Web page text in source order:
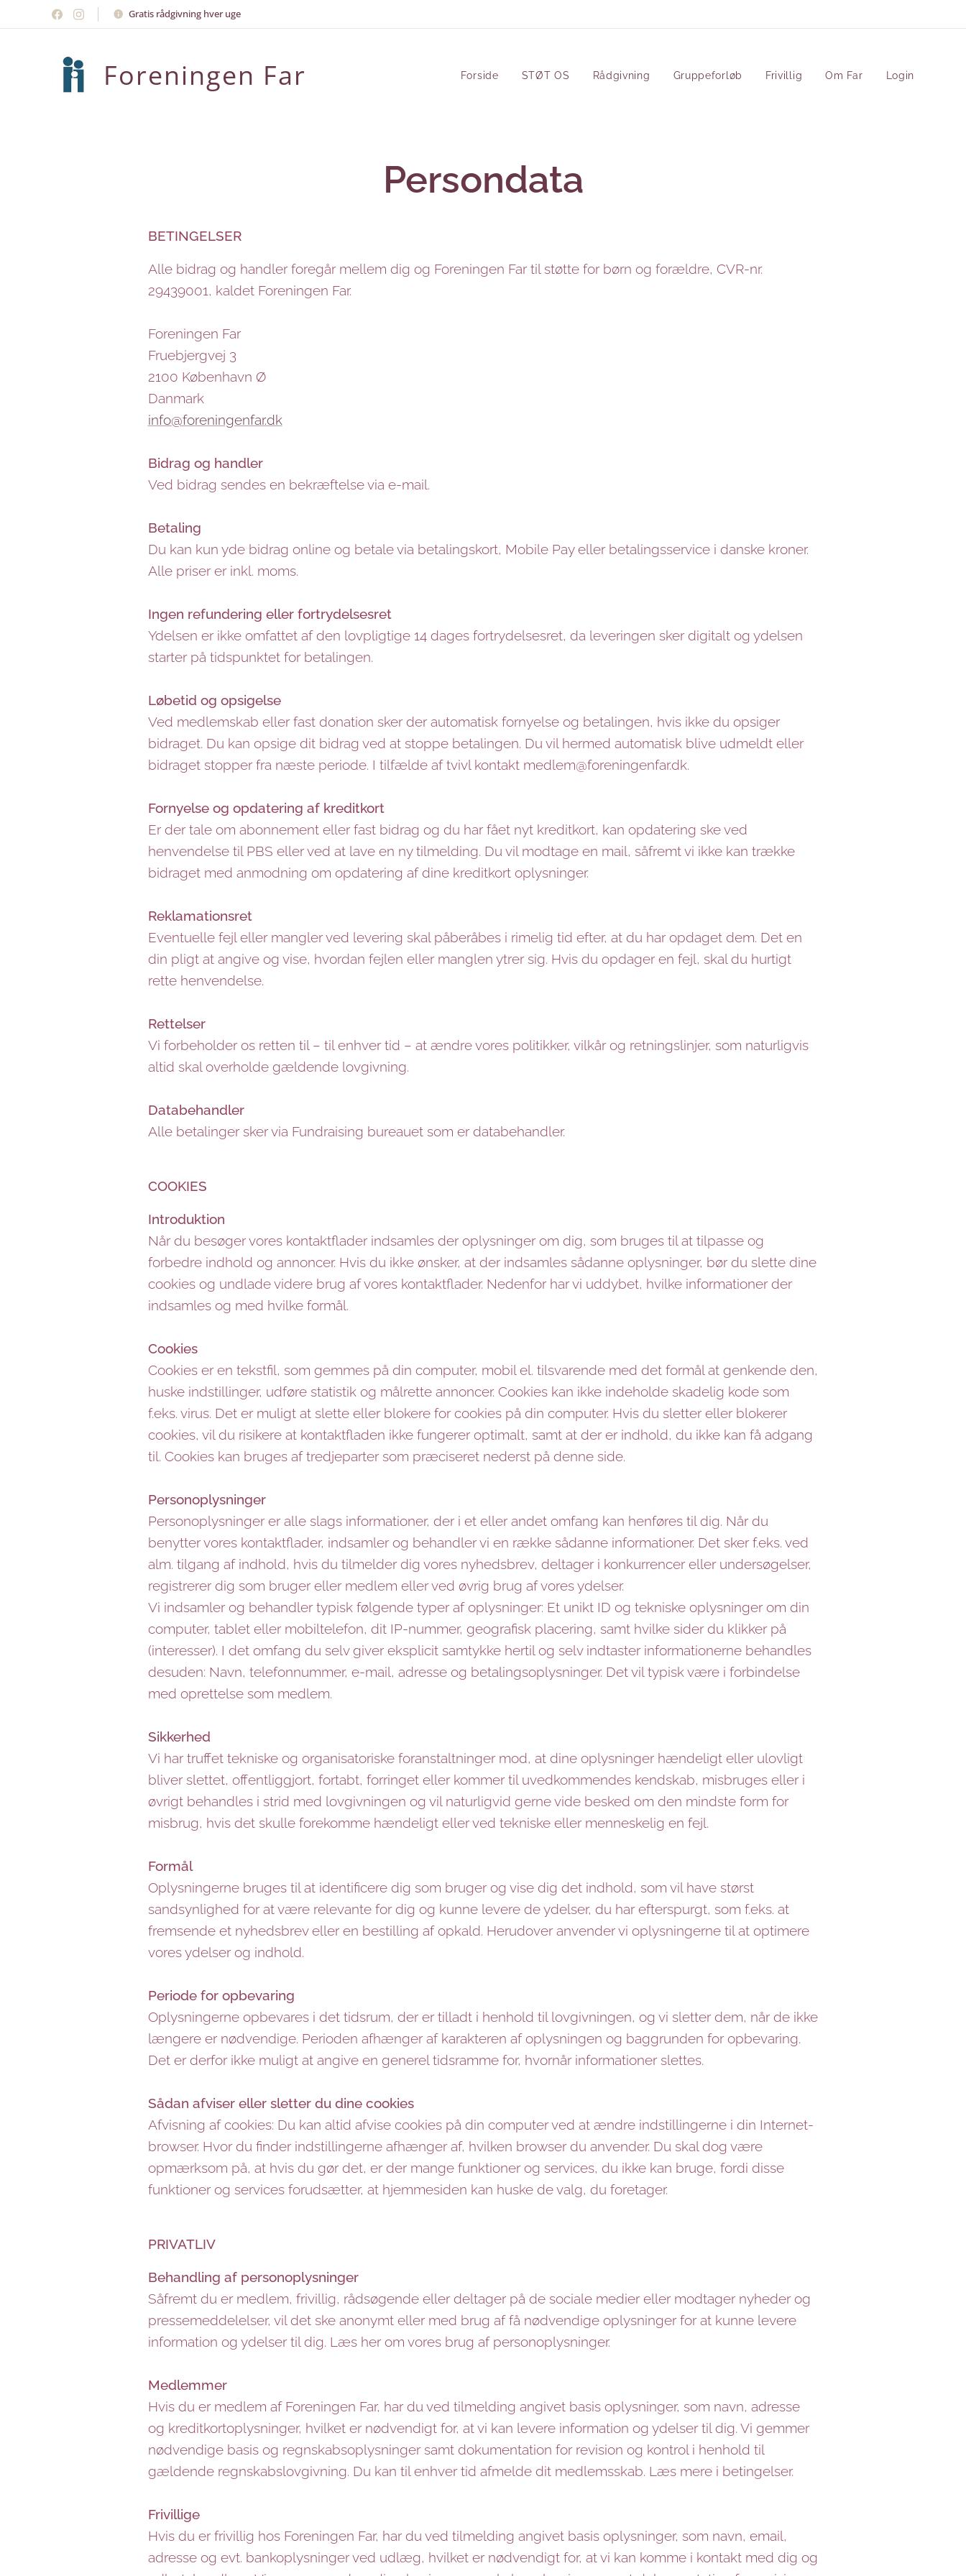
Gratis rådgivning hver uge
Foreningen Far Forside STØT OS Rådgivning Gruppeforløb Frivillig Om Far Login
Persondata
BETINGELSER
Alle bidrag og handler foregår mellem dig og Foreningen Far til støtte for børn og forældre, CVR-nr.
29439001, kaldet Foreningen Far.
Foreningen Far
Fruebjergvej 3
2100 København Ø
Danmark
info@foreningenfar.dk
Bidrag og handler
Ved bidrag sendes en bekræftelse via e-mail.
Betaling
Du kan kun yde bidrag online og betale via betalingskort, Mobile Pay eller betalingsservice i danske kroner.
Alle priser er inkl. moms.
Ingen refundering eller fortrydelsesret
Ydelsen er ikke omfattet af den lovpligtige 14 dages fortrydelsesret, da leveringen sker digitalt og ydelsen
starter på tidspunktet for betalingen.
Løbetid og opsigelse
Ved medlemskab eller fast donation sker der automatisk fornyelse og betalingen, hvis ikke du opsiger
bidraget. Du kan opsige dit bidrag ved at stoppe betalingen. Du vil hermed automatisk blive udmeldt eller
bidraget stopper fra næste periode. I tilfælde af tvivl kontakt medlem@foreningenfar.dk.
Fornyelse og opdatering af kreditkort
Er der tale om abonnement eller fast bidrag og du har fået nyt kreditkort, kan opdatering ske ved
henvendelse til PBS eller ved at lave en ny tilmelding. Du vil modtage en mail, såfremt vi ikke kan trække
bidraget med anmodning om opdatering af dine kreditkort oplysninger.
Reklamationsret
Eventuelle fejl eller mangler ved levering skal påberåbes i rimelig tid efter, at du har opdaget dem. Det en
din pligt at angive og vise, hvordan fejlen eller manglen ytrer sig. Hvis du opdager en fejl, skal du hurtigt
rette henvendelse.
Rettelser
Vi forbeholder os retten til – til enhver tid – at ændre vores politikker, vilkår og retningslinjer, som naturligvis
altid skal overholde gældende lovgivning.
Databehandler
Alle betalinger sker via Fundraising bureauet som er databehandler.
COOKIES
Introduktion
Når du besøger vores kontaktflader indsamles der oplysninger om dig, som bruges til at tilpasse og
forbedre indhold og annoncer. Hvis du ikke ønsker, at der indsamles sådanne oplysninger, bør du slette dine
cookies og undlade videre brug af vores kontaktflader. Nedenfor har vi uddybet, hvilke informationer der
indsamles og med hvilke formål.
Cookies
Cookies er en tekstfil, som gemmes på din computer, mobil el. tilsvarende med det formål at genkende den,
huske indstillinger, udføre statistik og målrette annoncer. Cookies kan ikke indeholde skadelig kode som
f.eks. virus. Det er muligt at slette eller blokere for cookies på din computer. Hvis du sletter eller blokerer
cookies, vil du risikere at kontaktfladen ikke fungerer optimalt, samt at der er indhold, du ikke kan få adgang
til. Cookies kan bruges af tredjeparter som præciseret nederst på denne side.
Personoplysninger
Personoplysninger er alle slags informationer, der i et eller andet omfang kan henføres til dig. Når du
benytter vores kontaktflader, indsamler og behandler vi en række sådanne informationer. Det sker f.eks. ved
alm. tilgang af indhold, hvis du tilmelder dig vores nyhedsbrev, deltager i konkurrencer eller undersøgelser,
registrerer dig som bruger eller medlem eller ved øvrig brug af vores ydelser.
Vi indsamler og behandler typisk følgende typer af oplysninger: Et unikt ID og tekniske oplysninger om din
computer, tablet eller mobiltelefon, dit IP-nummer, geografisk placering, samt hvilke sider du klikker på
(interesser). I det omfang du selv giver eksplicit samtykke hertil og selv indtaster informationerne behandles
desuden: Navn, telefonnummer, e-mail, adresse og betalingsoplysninger. Det vil typisk være i forbindelse
med oprettelse som medlem.
Sikkerhed
Vi har truffet tekniske og organisatoriske foranstaltninger mod, at dine oplysninger hændeligt eller ulovligt
bliver slettet, offentliggjort, fortabt, forringet eller kommer til uvedkommendes kendskab, misbruges eller i
øvrigt behandles i strid med lovgivningen og vil naturligvid gerne vide besked om den mindste form for
misbrug, hvis det skulle forekomme hændeligt eller ved tekniske eller menneskelig en fejl.
Formål
Oplysningerne bruges til at identificere dig som bruger og vise dig det indhold, som vil have størst
sandsynlighed for at være relevante for dig og kunne levere de ydelser, du har efterspurgt, som f.eks. at
fremsende et nyhedsbrev eller en bestilling af opkald. Herudover anvender vi oplysningerne til at optimere
vores ydelser og indhold.
Periode for opbevaring
Oplysningerne opbevares i det tidsrum, der er tilladt i henhold til lovgivningen, og vi sletter dem, når de ikke
længere er nødvendige. Perioden afhænger af karakteren af oplysningen og baggrunden for opbevaring.
Det er derfor ikke muligt at angive en generel tidsramme for, hvornår informationer slettes.
Sådan afviser eller sletter du dine cookies
Afvisning af cookies: Du kan altid afvise cookies på din computer ved at ændre indstillingerne i din Internet-
browser. Hvor du finder indstillingerne afhænger af, hvilken browser du anvender. Du skal dog være
opmærksom på, at hvis du gør det, er der mange funktioner og services, du ikke kan bruge, fordi disse
funktioner og services forudsætter, at hjemmesiden kan huske de valg, du foretager.
PRIVATLIV
Behandling af personoplysninger
Såfremt du er medlem, frivillig, rådsøgende eller deltager på de sociale medier eller modtager nyheder og
pressemeddelelser, vil det ske anonymt eller med brug af få nødvendige oplysninger for at kunne levere
information og ydelser til dig. Læs her om vores brug af personoplysninger.
Medlemmer
Hvis du er medlem af Foreningen Far, har du ved tilmelding angivet basis oplysninger, som navn, adresse
og kreditkortoplysninger, hvilket er nødvendigt for, at vi kan levere information og ydelser til dig. Vi gemmer
nødvendige basis og regnskabsoplysninger samt dokumentation for revision og kontrol i henhold til
gældende regnskabslovgivning. Du kan til enhver tid afmelde dit medlemsskab. Læs mere i betingelser.
Frivillige
Hvis du er frivillig hos Foreningen Far, har du ved tilmelding angivet basis oplysninger, som navn, email,
adresse og evt. bankoplysninger ved udlæg, hvilket er nødvendigt for, at vi kan komme i kontakt med dig og